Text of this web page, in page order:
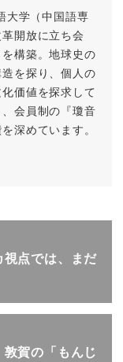
大学（中国語専
開放に立ち会
構築。地球史の
を探り、個人の
価値を探求して
会員制の『瓊音
深めています。
点では、まだ
賀の「もんじ